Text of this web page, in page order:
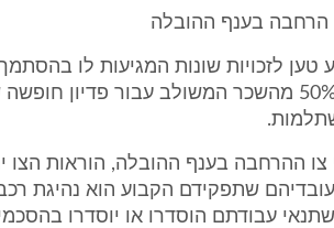
הרחבה בענף ההובלה
טען לזכויות שונות המגיעות לו
צו ההרחבה בענף ההובלה, הוראות הצו
שתפקידם הקבוע הוא נהיגת
עבודתם הוסדרו או יוסדרו